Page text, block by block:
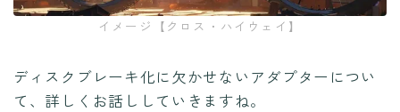
イメージ【クロス・ハイウェイ】
ディスクブレーキ化に欠かせないアダプターについ
て、詳しくお話ししていきますね。